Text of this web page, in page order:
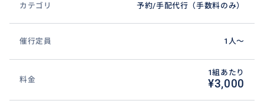
カテゴリ 予約/手配代行（手数料のみ）
催行定員 1人〜
料金
1組あたり
¥3,000